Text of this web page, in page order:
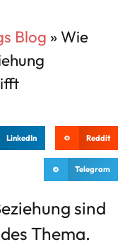
Blog »Wie
LinkedIn Reddit
Telegram
sind
Thema.